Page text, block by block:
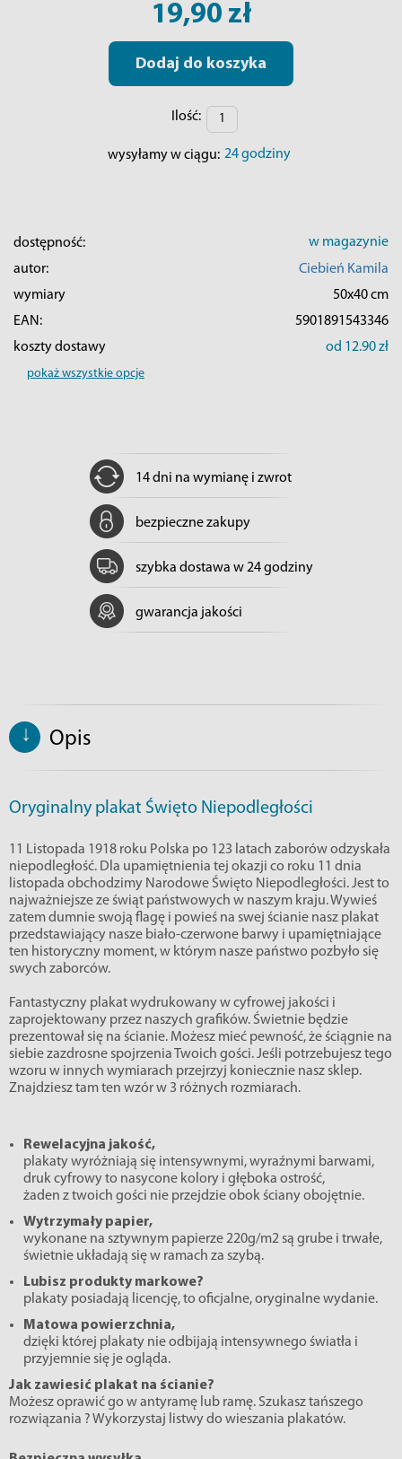
19,90 zł
Dodaj do koszyka
Ilość:
wysyłamy w ciągu: 24 godziny
dostępność:
w magazynie
autor:
Ciebień Kamila
wymiary
50x40 cm
EAN:
5901891543346
koszty dostawy
od 12.90 zł
pokaż wszystkie opcje
14 dni na wymianę i zwrot
bezpieczne zakupy
szybka dostawa w 24 godziny
gwarancja jakości
↓ Opis
Oryginalny plakat Święto Niepodległości
11 Listopada 1918 roku Polska po 123 latach zaborów odzyskała
niepodległość. Dla upamiętnienia tej okazji co roku 11 dnia
listopada obchodzimy Narodowe Święto Niepodległości. Jest to
najważniejsze ze świąt państwowych w naszym kraju. Wywieś
zatem dumnie swoją flagę i powieś na swej ścianie nasz plakat
przedstawiający nasze biało-czerwone barwy i upamiętniające
ten historyczny moment, w którym nasze państwo pozbyło się
swych zaborców.
Fantastyczny plakat wydrukowany w cyfrowej jakości i
zaprojektowany przez naszych grafików. Świetnie będzie
prezentował się na ścianie. Możesz mieć pewność, że ściągnie na
siebie zazdrosne spojrzenia Twoich gości. Jeśli potrzebujesz tego
wzoru w innych wymiarach przejrzyj koniecznie nasz sklep.
Znajdziesz tam ten wzór w 3 różnych rozmiarach.
Rewelacyjna jakość,
plakaty wyróżniają się intensywnymi, wyraźnymi barwami,
druk cyfrowy to nasycone kolory i głęboka ostrość,
żaden z twoich gości nie przejdzie obok ściany obojętnie.
Wytrzymały papier,
wykonane na sztywnym papierze 220g/m2 są grube i trwałe,
świetnie układają się w ramach za szybą.
Lubisz produkty markowe?
plakaty posiadają licencję, to oficjalne, oryginalne wydanie.
Matowa powierzchnia,
dzięki której plakaty nie odbijają intensywnego światła i
przyjemnie się je ogląda.
Jak zawiesić plakat na ścianie?
Możesz oprawić go w antyramę lub ramę. Szukasz tańszego
rozwiązania ? Wykorzystaj listwy do wieszania plakatów.